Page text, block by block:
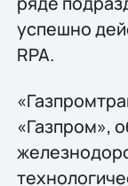
успешно
RPA.
«Газпром»,